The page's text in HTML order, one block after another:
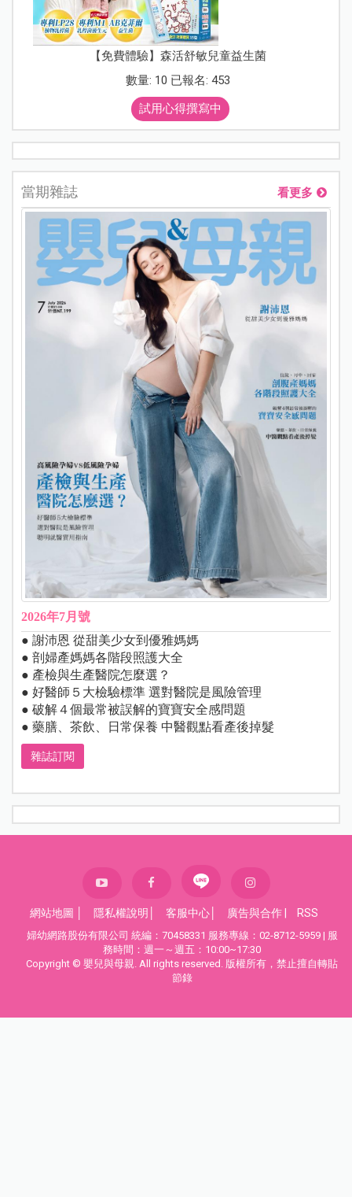
【免費體驗】森活舒敏兒童益生菌
數量: 10 已報名: 453
試用心得撰寫中
當期雜誌 看更多
2026年7月號
● 謝沛恩 從甜美少女到優雅媽媽
● 剖婦產媽媽各階段照護大全
● 產檢與生產醫院怎麼選？
● 好醫師５大檢驗標準 選對醫院是風險管理
● 破解４個最常被誤解的寶寶安全感問題
● 藥膳、茶飲、日常保養 中醫觀點看產後掉髮
雜誌訂閱
網站地圖 隱私權說明 客服中心 廣告與合作 RSS
婦幼網路股份有限公司 統編：70458331 服務專線：02-8712-5959 | 服
務時間：週一～週五：10:00~17:30
Copyright © 嬰兒與母親. All rights reserved. 版權所有，禁止擅自轉貼
節錄